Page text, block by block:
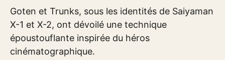
Goten et Trunks, sous les identités de Saiyaman
X-1 et X-2, ont dévoilé une technique
époustouflante inspirée du héros
cinématographique.